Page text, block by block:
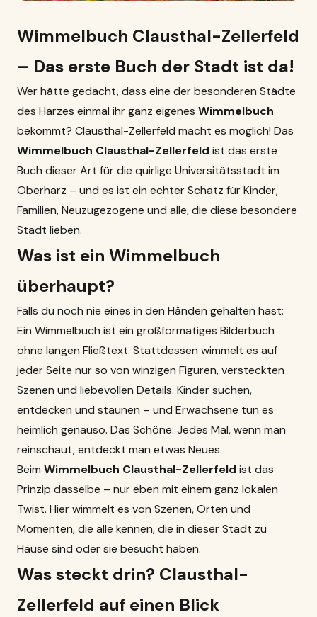
Wimmelbuch Clausthal-Zellerfeld
– Das erste Buch der Stadt ist da!
Wer hätte gedacht, dass eine der besonderen Städte
des Harzes einmal ihr ganz eigenes Wimmelbuch
bekommt? Clausthal-Zellerfeld macht es möglich! Das
Wimmelbuch Clausthal-Zellerfeld ist das erste
Buch dieser Art für die quirlige Universitätsstadt im
Oberharz – und es ist ein echter Schatz für Kinder,
Familien, Neuzugezogene und alle, die diese besondere
Stadt lieben.
Was ist ein Wimmelbuch
überhaupt?
Falls du noch nie eines in den Händen gehalten hast:
Ein Wimmelbuch ist ein großformatiges Bilderbuch
ohne langen Fließtext. Stattdessen wimmelt es auf
jeder Seite nur so von winzigen Figuren, versteckten
Szenen und liebevollen Details. Kinder suchen,
entdecken und staunen – und Erwachsene tun es
heimlich genauso. Das Schöne: Jedes Mal, wenn man
reinschaut, entdeckt man etwas Neues.
Beim Wimmelbuch Clausthal-Zellerfeld ist das
Prinzip dasselbe – nur eben mit einem ganz lokalen
Twist. Hier wimmelt es von Szenen, Orten und
Momenten, die alle kennen, die in dieser Stadt zu
Hause sind oder sie besucht haben.
Was steckt drin? Clausthal-
Zellerfeld auf einen Blick